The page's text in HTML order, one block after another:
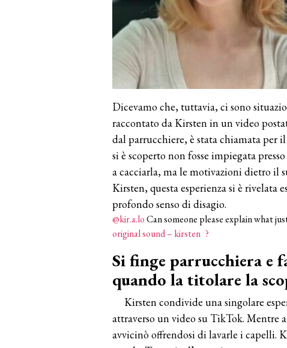
Dicevamo che, tuttavia, ci sono
raccontato da Kirsten in un video
dal parrucchiere, è stata chiamata per
si è scoperto non fosse impiegata
a cacciarla, ma le motivazioni dietro il
Kirsten, questa esperienza si è rivelata
profondo senso di disagio.
@kir.a.loCan someone please explain what
original sound – kirsten ?
Si finge parrucchiera e
quando la titolare la
Kirsten condivide una singolare
attraverso un video su TikTok. Mentre
avvicinò offrendosi di lavarle i capelli.